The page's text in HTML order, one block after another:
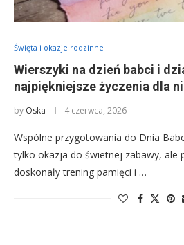
Święta i okazje rodzinne
Wierszyki na dzień babci i
najpiękniejsze życzenia dla
by Oska 4 czerwca, 2026
Wspólne przygotowania do Dnia
tylko okazja do świetnej zabawy, ale
doskonały trening pamięci i …